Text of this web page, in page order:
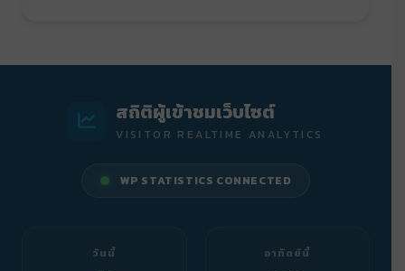
สถิติผู้เข้าชมเว็บไซต์
VISITOR REALTIME ANALYTICS
WP STATISTICS CONNECTED
วันนี้ อาทิตย์นี้